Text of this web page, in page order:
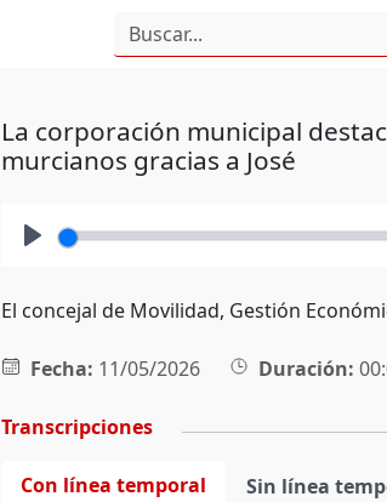
La corporación municipal
murcianos gracias a José
El concejal de Movilidad, Gestión
Fecha: 11/05/2026 Duración:
Transcripciones
Con línea temporal Sin línea